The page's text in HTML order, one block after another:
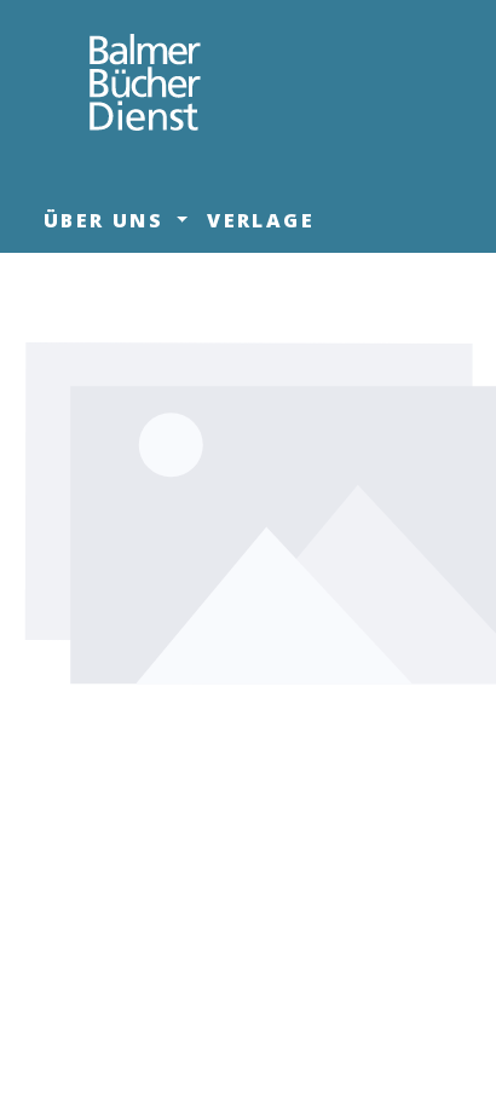
Zur Hauptnavigation springen
ÜBER UNS VERLAGE